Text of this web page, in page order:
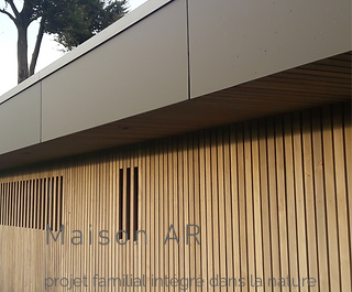
Maison AR
projet familial intégré dans la nature